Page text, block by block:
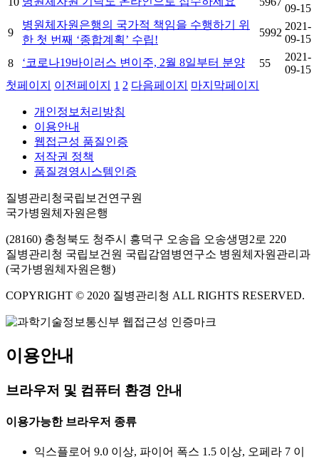
09-15
9
병원체자원은행의 국가적 책임을 수행하기 위
한 첫 번째 ‘종합계획’ 수립!
5992
2021-
09-15
8
‘코로나19바이러스 변이주, 2월 8일부터 분양 55
2021-
09-15
첫페이지
이전페이지 1 2 다음페이지 마지막페이지
개인정보처리방침
이용안내
웹접근성 품질인증
저작권 정책
품질경영시스템인증
질병관리청국립보건연구원
국가병원체자원은행
(28160) 충청북도 청주시 흥덕구 오송읍 오송생명2로 220
질병관리청 국립보건원 국립감염병연구소 병원체자원관리과
(국가병원체자원은행)
COPYRIGHT © 2020 질병관리청 ALL RIGHTS RESERVED.
이용안내
브라우저 및 컴퓨터 환경 안내
이용가능한 브라우저 종류
익스플로어 9.0 이상, 파이어 폭스 1.5 이상, 오페라 7 이